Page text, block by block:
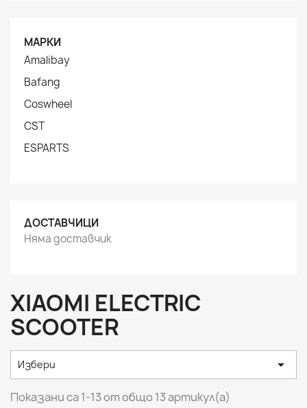
МАРКИ
Amalibay
Bafang
Coswheel
CST
ESPARTS
ДОСТАВЧИЦИ
Няма доставчик
XIAOMI ELECTRIC
SCOOTER
Избери 
Показани са 1-13 от общо 13 артикул(а)